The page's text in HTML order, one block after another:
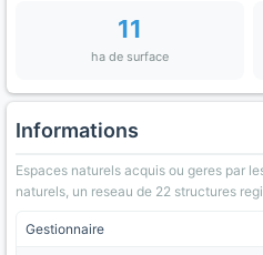
11
ha de surface
Informations
Espaces naturels acquis ou geres par
naturels, un reseau de 22 structures
Gestionnaire